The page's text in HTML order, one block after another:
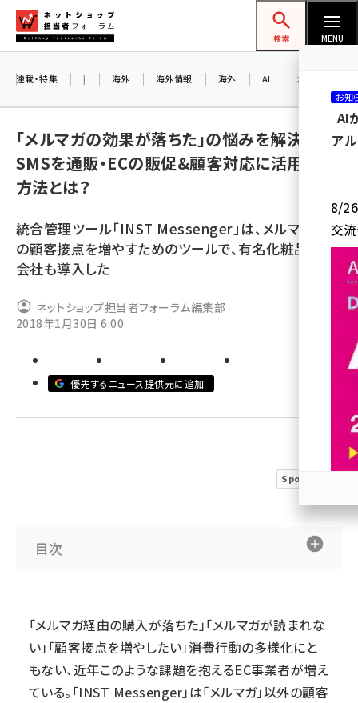
ン
ネットショップ担当者フォーラム
検索 MENU
amazon (2259)
楽天 (1874)
ecbeing (1211)
アスクル (1122)
base (1083)
ビィ・フォアード (778)
revico (744)
連載・特集 | 海外 海外情報 海外 AI メタバース
「メルマガの効果が落ちた」の悩みを解決！
SMSを通販・ECの販促&顧客対応に活用する
方法とは？
統合管理ツール「INST Messenger」は、メルマガ以外
の顧客接点を増やすためのツールで、有名化粧品通販
会社も導入した
ネットショップ担当者フォーラム編集部
2018年1月30日 6:00
優先するニュース提供元に追加
Sponsored
目次
「メルマガ経由の購入が落ちた」「メルマガが読まれな
い」「顧客接点を増やしたい」――消費行動の多様化にと
もない、近年このような課題を抱えるEC事業者が増え
ている。「INST Messenger」は「メルマガ」以外の顧客
お知
AI
ア
8/26
交
参